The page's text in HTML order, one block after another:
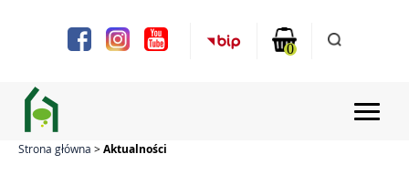
system
ułatwień
dostępu.
0
Strona główna Aktualności